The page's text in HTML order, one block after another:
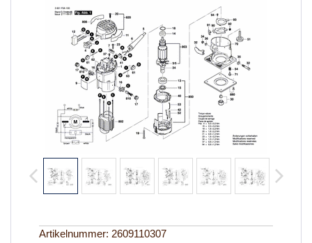
Artikelnummer: 2609110307